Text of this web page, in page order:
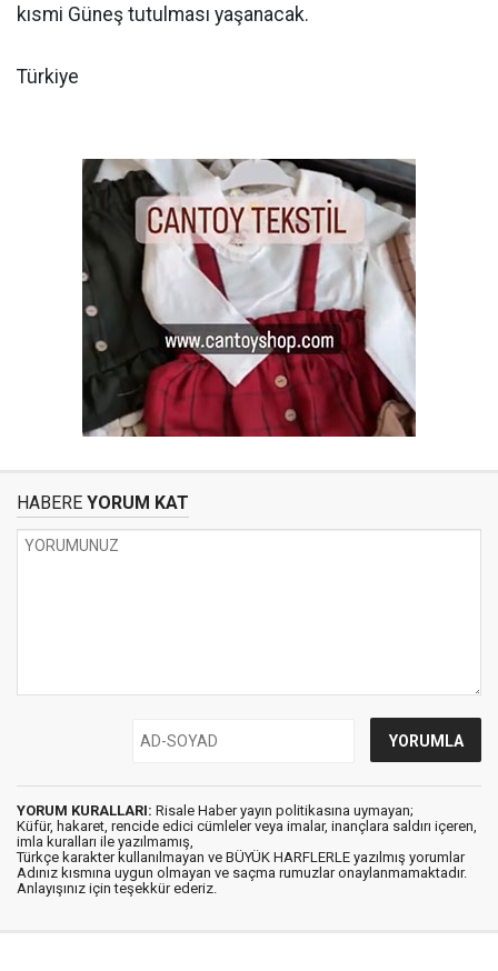
kısmi Güneş tutulması yaşanacak.
Türkiye
HABERE YORUM KAT
YORUM KURALLARI: Risale Haber yayın politikasına uymayan;
Küfür, hakaret, rencide edici cümleler veya imalar, inançlara saldırı içeren,
imla kuralları ile yazılmamış,
Türkçe karakter kullanılmayan ve BÜYÜK HARFLERLE yazılmış yorumlar
Adınız kısmına uygun olmayan ve saçma rumuzlar onaylanmamaktadır.
Anlayışınız için teşekkür ederiz.